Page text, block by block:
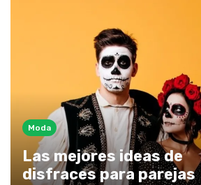
Moda
Las mejores ideas de
disfraces para parejas